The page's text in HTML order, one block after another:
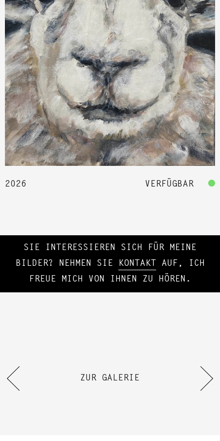
2026 VERFÜGBAR
SIE INTERESSIEREN SICH FÜR MEINE
BILDER? NEHMEN SIE
KONTAKT
AUF, ICH
FREUE MICH VON IHNEN ZU HÖREN.
ZUR GALERIE